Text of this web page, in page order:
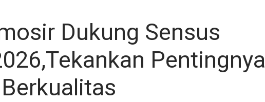
Dukung Sensus
Pentingnya